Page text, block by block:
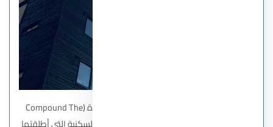
كمبوند ذا آيلاندز العاصمة الإدارية الجديدة (Compound The